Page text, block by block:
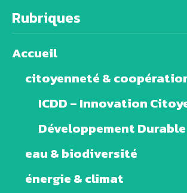
Rubriques
Accueil
citoyenneté &
ICDD – Innovation
Développement Durable
eau & biodiversité
énergie & climat